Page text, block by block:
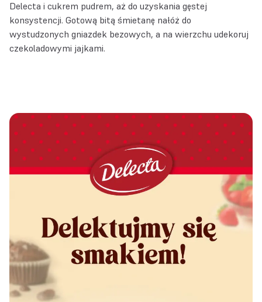
Delecta i cukrem pudrem, aż do uzyskania gęstej
konsystencji. Gotową bitą śmietanę nałóż do
wystudzonych gniazdek bezowych, a na wierzchu udekoruj
czekoladowymi jajkami.